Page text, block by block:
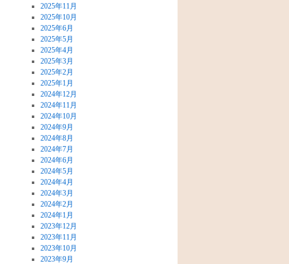
2025年11月
2025年10月
2025年6月
2025年5月
2025年4月
2025年3月
2025年2月
2025年1月
2024年12月
2024年11月
2024年10月
2024年9月
2024年8月
2024年7月
2024年6月
2024年5月
2024年4月
2024年3月
2024年2月
2024年1月
2023年12月
2023年11月
2023年10月
2023年9月